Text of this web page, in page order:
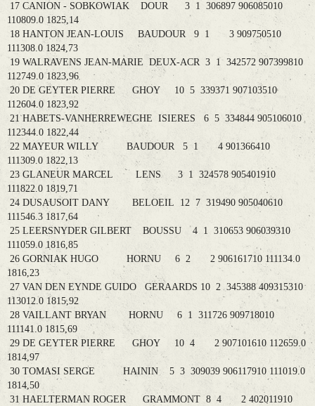
17 CANION - SOBKOWIAK DOUR 3 1 306897 906085010
110809.0 1825,14
18 HANTON JEAN-LOUIS BAUDOUR 9 1 3 909750510
111308.0 1824,73
19 WALRAVENS JEAN-MARIE DEUX-ACR 3 1 342572 907399810
112749.0 1823,96
20 DE GEYTER PIERRE GHOY 10 5 339371 907103510
112604.0 1823,92
21 HABETS-VANHERREWEGHE ISIERES 6 5 334844 905106010
112344.0 1822,44
22 MAYEUR WILLY BAUDOUR 5 1 4 901366410
111309.0 1822,13
23 GLANEUR MARCEL LENS 3 1 324578 905401910
111822.0 1819,71
24 DUSAUSOIT DANY BELOEIL 12 7 319490 905040610
111546.3 1817,64
25 LEERSNYDER GILBERT BOUSSU 4 1 310653 906039310
111059.0 1816,85
26 GORNIAK HUGO HORNU 6 2 2 906161710 111134.0
1816,23
27 VAN DEN EYNDE GUIDO GERAARDS 10 2 345388 409315310
113012.0 1815,92
28 VAILLANT BRYAN HORNU 6 1 311726 909718010
111141.0 1815,69
29 DE GEYTER PIERRE GHOY 10 4 2 907101610 112659.0
1814,97
30 TOMASI SERGE HAININ 5 3 309039 906117910 111019.0
1814,50
31 HAELTERMAN ROGER GRAMMONT 8 4 2 402011910